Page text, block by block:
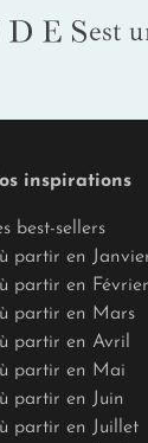
est
inspirations
best-sellers
partir en
partir en Février
partir en Mars
partir en Avril
partir en Mai
partir en Juin
partir en Juillet